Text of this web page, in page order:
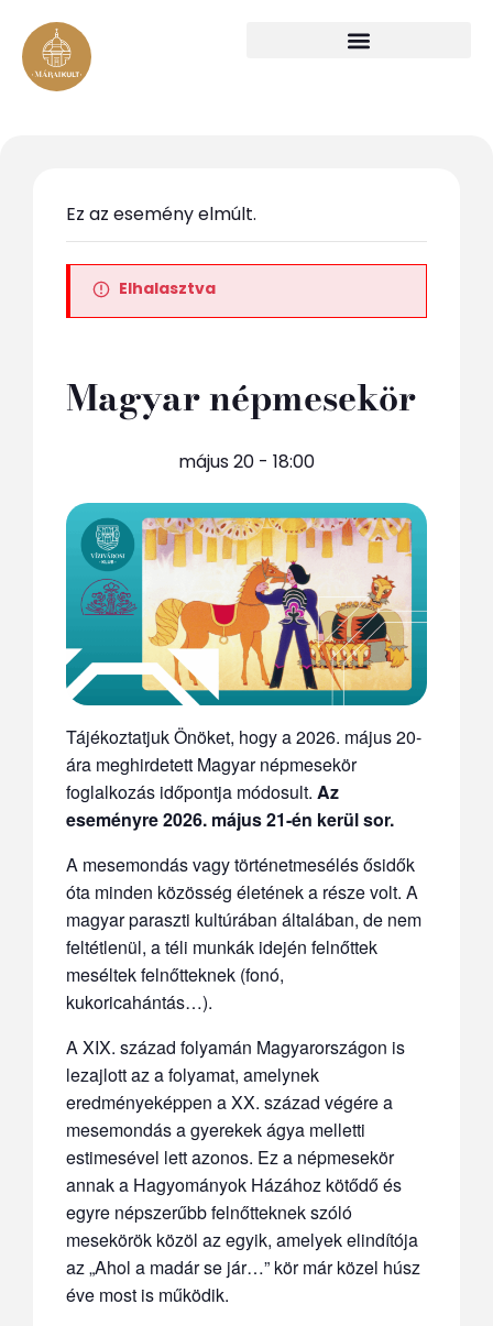
Ez az esemény elmúlt.
Elhalasztva
Magyar népmesekör
május 20 - 18:00
Tájékoztatjuk Önöket, hogy a 2026. május 20-
ára meghirdetett Magyar népmesekör
foglalkozás időpontja módosult. Az
eseményre 2026. május 21-én kerül sor.
A mesemondás vagy történetmesélés ősidők
óta minden közösség életének a része volt. A
magyar paraszti kultúrában általában, de nem
feltétlenül, a téli munkák idején felnőttek
meséltek felnőtteknek (fonó,
kukoricahántás…).
A XIX. század folyamán Magyarországon is
lezajlott az a folyamat, amelynek
eredményeképpen a XX. század végére a
mesemondás a gyerekek ágya melletti
estimesével lett azonos. Ez a népmesekör
annak a Hagyományok Házához kötődő és
egyre népszerűbb felnőtteknek szóló
mesekörök közöl az egyik, amelyek elindítója
az „Ahol a madár se jár…” kör már közel húsz
éve most is működik.